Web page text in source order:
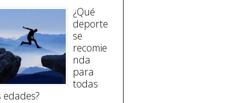
¿Qué
deporte
se
recomie
nda
para
todas
edades?